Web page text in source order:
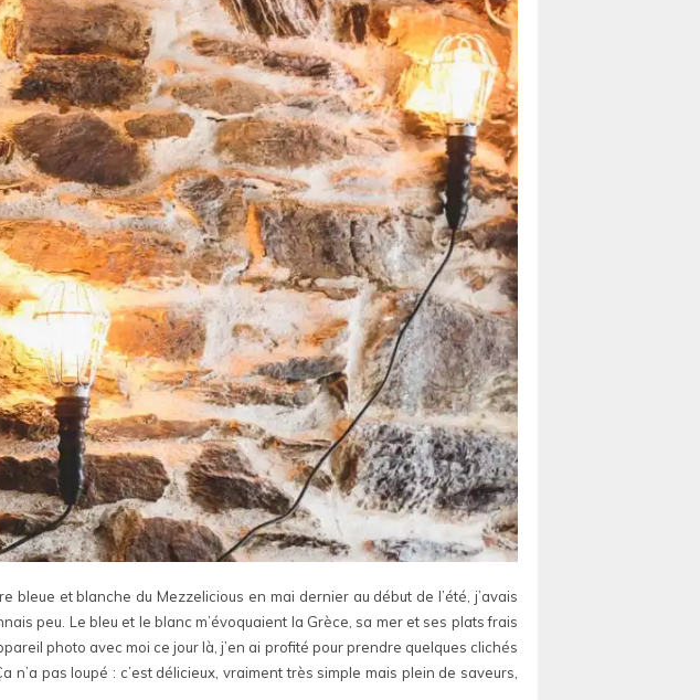
et blanche du Mezzelicious en mai dernier au début de l’été, j’avais
peu. Le bleu et le blanc m’évoquaient la Grèce, sa mer et ses plats frais
photo avec moi ce jour là, j’en ai profité pour prendre quelques clichés
pas loupé : c’est délicieux, vraiment très simple mais plein de saveurs,